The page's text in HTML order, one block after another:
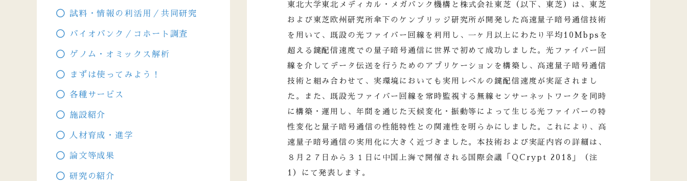
東北大学東北メディカル・メガバンク機構と株式会社東芝（以下、東芝）は、東芝
および東芝欧州研究所傘下のケンブリッジ研究所が開発した高速量子暗号通信技術
を用いて、既設の光ファイバー回線を利用し、一ヶ月以上にわたり平均10Mbpsを
超える鍵配信速度での量子暗号通信に世界で初めて成功しました。光ファイバー回
線を介してデータ伝送を行うためのアプリケーションを構築し、高速量子暗号通信
技術と組み合わせて、実環境においても実用レベルの鍵配信速度が実証されまし
た。また、既設光ファイバー回線を常時監視する無線センサーネットワークを同時
に構築・運用し、年間を通じた天候変化・振動等によって生じる光ファイバーの特
性変化と量子暗号通信の性能特性との関連性を明らかにしました。これにより、高
速量子暗号通信の実用化に大きく近づきました。本技術および実証内容の詳細は、
８月２７日から３１日に中国上海で開催される国際会議「QCrypt 2018」（注
1）にて発表します。
試料・情報の利活用／共同研究
バイオバンク／コホート調査
ゲノム・オミックス解析
まずは使ってみよう！
各種サービス
施設紹介
人材育成・進学
論文等成果
研究の紹介